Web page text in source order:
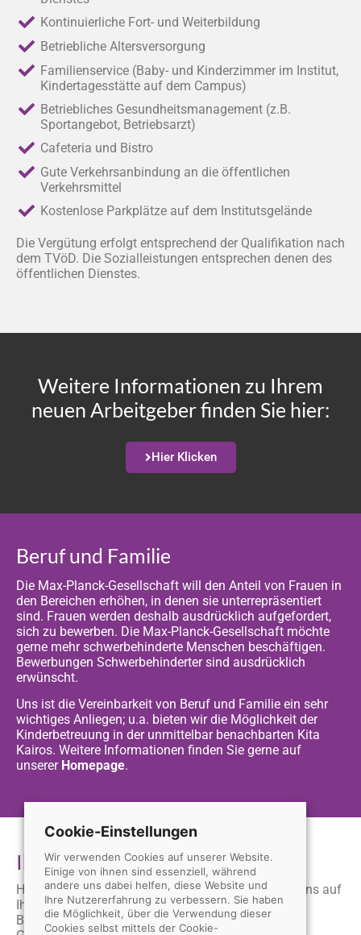
Kontinuierliche Fort- und Weiterbildung
Betriebliche Altersversorgung
Familienservice (Baby- und Kinderzimmer im Institut,
Kindertagesstätte auf dem Campus)
Betriebliches Gesundheitsmanagement (z.B.
Sportangebot, Betriebsarzt)
Cafeteria und Bistro
Gute Verkehrsanbindung an die öffentlichen
Verkehrsmittel
Kostenlose Parkplätze auf dem Institutsgelände
Die Vergütung erfolgt entsprechend der Qualifikation nach
dem TVöD. Die Sozialleistungen entsprechen denen des
öffentlichen Dienstes.
Weitere Informationen zu Ihrem
neuen Arbeitgeber finden Sie hier:
Hier Klicken
Beruf und Familie
Die Max-Planck-Gesellschaft will den Anteil von Frauen in
den Bereichen erhöhen, in denen sie unterrepräsentiert
sind. Frauen werden deshalb ausdrücklich aufgefordert,
sich zu bewerben. Die Max-Planck-Gesellschaft möchte
gerne mehr schwerbehinderte Menschen beschäftigen.
Bewerbungen Schwerbehinderter sind ausdrücklich
erwünscht.
Uns ist die Vereinbarkeit von Beruf und Familie ein sehr
wichtiges Anliegen; u.a. bieten wir die Möglichkeit der
Kinderbetreuung in der unmittelbar benachbarten Kita
Kairos. Weitere Informationen finden Sie gerne auf
unserer Homepage.
Ihre Bewerbung
Haben wir Ihr Interesse geweckt? Dann freuen wir uns auf
Ihre vollständigen und aussagekräftigen
Bewerbungsunterlagen mit Angaben Ihrer
Cookie-Einstellungen
Wir verwenden Cookies auf unserer Website.
Einige von ihnen sind essenziell, während
andere uns dabei helfen, diese Website und
Ihre Nutzererfahrung zu verbessern. Sie haben
die Möglichkeit, über die Verwendung dieser
Cookies selbst mittels der Cookie-